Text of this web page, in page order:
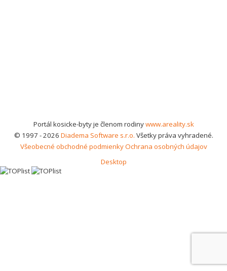
Portál kosicke-byty je členom rodinywww.areality.sk
© 1997 - 2026 Diadema Software s.r.o. Všetky práva vyhradené.
Všeobecné obchodné podmienkyOchrana osobných údajov
Desktop